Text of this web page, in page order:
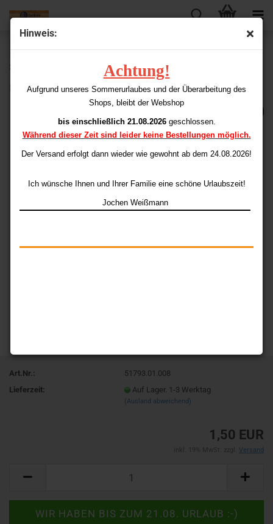
Hinweis:
Achtung!
Aufgrund unseres Sommerurlaubes und der Überarbeitung des
Shops, bleibt der Webshop
bis einschließlich 21.08.2026geschlossen.
Während dieser Zeit sind leider keine Bestellungen möglich.
Der Versand erfolgt dann wieder wie gewohnt ab dem 24.08.2026!
Ich wünsche Ihnen und Ihrer Familie eine schöne Urlaubszeit!
Jochen Weißmann
« Erster « zurück weiter »
Letzter »
21
Artikel in dieser Kategorie
Playboy Flights Standard blue Bunnys
Art.Nr.:
51793.01.008
Lieferzeit:
Auf Lager. 1-3 Werktag
(Ausland abweichend)
1,50 EUR
Versand